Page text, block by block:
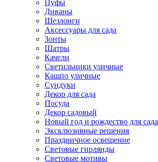
Пуфы
Диваны
Шезлонги
Аксессуары для сада
Зонты
Шатры
Качели
Cветильники уличные
Кашпо уличные
Сундуки
Декор для сада
Посуда
Декор садовый
Новый год и рождество для сада
Эксклюзивные решения
Праздничное освещение
Световые гирлянды
Световые мотивы